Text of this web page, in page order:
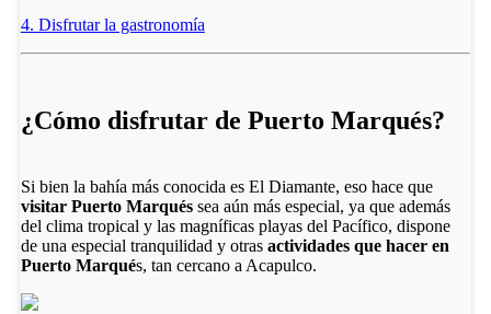
4. Disfrutar la gastronomía
¿Cómo disfrutar de Puerto Marqués?
Si bien la bahía más conocida es El Diamante, eso hace que
visitar Puerto Marquéssea aún más especial, ya que además
del clima tropical y las magníficas playas del Pacífico, dispone
de una especial tranquilidad y otras actividades que hacer en
Puerto Marqués, tan cercano a Acapulco.